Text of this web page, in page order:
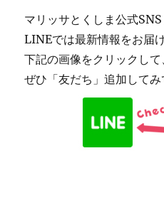
マリッサとくしま公式SNS
LINEでは最新情報をお届
下記の画像をクリックして
ぜひ「友だち」追加してみ